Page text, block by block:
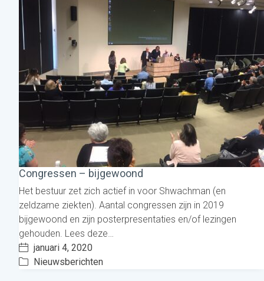
Congressen – bijgewoond
Het bestuur zet zich actief in voor Shwachman (en
zeldzame ziekten). Aantal congressen zijn in 2019
bijgewoond en zijn posterpresentaties en/of lezingen
gehouden. Lees deze…
januari 4, 2020
Nieuwsberichten